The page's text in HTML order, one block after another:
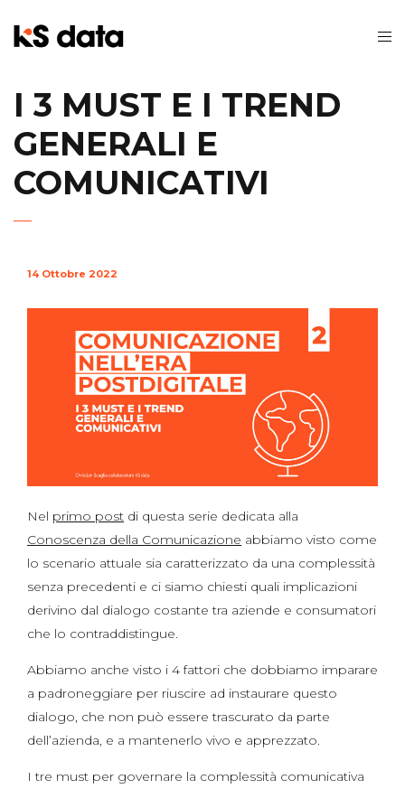
I 3 MUST E I TREND
GENERALI E
COMUNICATIVI
14 Ottobre 2022
Nel primo post di questa serie dedicata alla
Conoscenza della Comunicazione abbiamo visto come
lo scenario attuale sia caratterizzato da una complessità
senza precedenti e ci siamo chiesti quali implicazioni
derivino dal dialogo costante tra aziende e consumatori
che lo contraddistingue.
Abbiamo anche visto i 4 fattori che dobbiamo imparare
a padroneggiare per riuscire ad instaurare questo
dialogo, che non può essere trascurato da parte
dell’azienda, e a mantenerlo vivo e apprezzato.
I tre must per governare la complessità comunicativa